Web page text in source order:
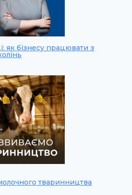
як бізнесу працювати з
тваринництва